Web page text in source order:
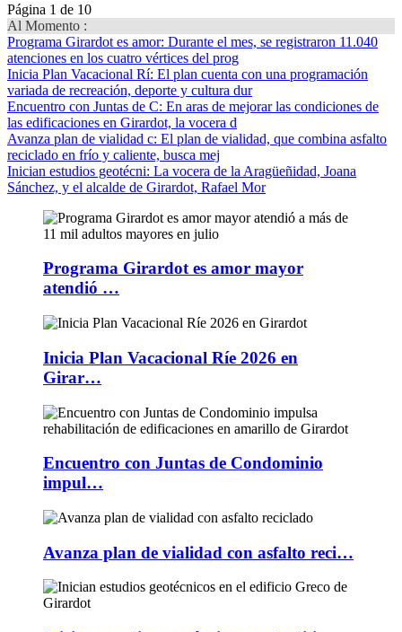
Página 1 de 10
Al Momento :
Programa Girardot es amor: Durante el mes, se registraron 11.040
atenciones en los cuatro vértices del prog
Inicia Plan Vacacional Rí: El plan cuenta con una programación
variada de recreación, deporte y cultura dur
Encuentro con Juntas de C: En aras de mejorar las condiciones de
las edificaciones en Girardot, la vocera d
Avanza plan de vialidad c: El plan de vialidad, que combina asfalto
reciclado en frío y caliente, busca mej
Inician estudios geotécni: La vocera de la Aragüeñidad, Joana
Sánchez, y el alcalde de Girardot, Rafael Mor
Programa Girardot es amor mayor
atendió …
Inicia Plan Vacacional Ríe 2026 en
Girar…
Encuentro con Juntas de Condominio
impul…
Avanza plan de vialidad con asfalto reci…